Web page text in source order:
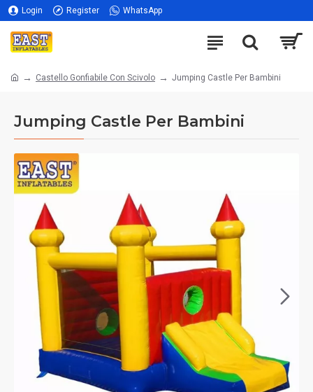
Login Register WhatsApp
Castello Gonfiabile Con Scivolo Jumping Castle Per Bambini
Jumping Castle Per Bambini